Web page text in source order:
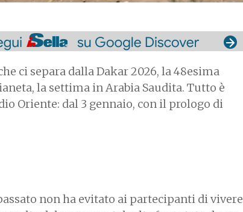
ci separa dalla Dakar 2026, la 48esima
la settima in Arabia Saudita. Tutto è
Oriente: dal 3 gennaio, con il prologo di
non ha evitato ai partecipanti di vivere